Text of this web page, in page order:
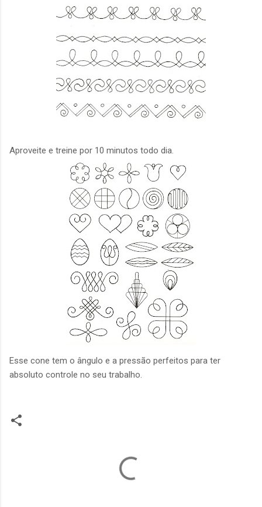
Aproveite e treine por 10 minutos todo dia.
Esse cone tem o ângulo e a pressão perfeitos para ter
absoluto controle no seu trabalho.